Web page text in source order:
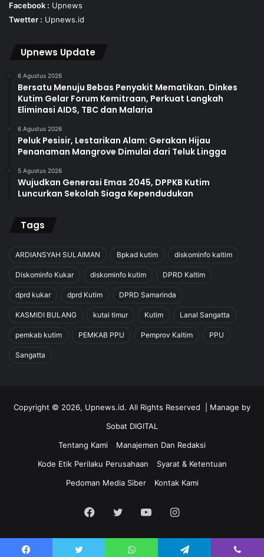
Facebook : Upnews
Twetter : Upnews.id
Upnews Update
6 Agustus 2026
Bersatu Menuju Bebas Penyakit Mematikan. Dinkes
Kutim Gelar Forum Kemitraan, Perkuat Langkah
Eliminasi AIDS, TBC dan Malaria
6 Agustus 2026
Peluk Pesisir, Lestarikan Alam: Gerakan Hijau
Penanaman Mangrove Dimulai dari Teluk Lingga
5 Agustus 2026
Wujudkan Generasi Emas 2045, DPPKB Kutim
Luncurkan Sekolah Siaga Kependudukan
Tags
ARDIANSYAH SULAIMAN Bpkad kutim diskominfo kaltim
Diskominfo Kukar diskominfo kutim DPRD Kaltim
dprd kukar dprd Kutim DPRD Samarinda
KASMIDI BULANG kutai timur Kutim Lanal Sangatta
pemkab kutim PEMKAB PPU Pemprov Kaltim PPU
Sangatta
Copyright © 2026, Upnews.id. All Rights Reserved | Manage by
Sobat DIGITAL
Tentang Kami
Manajemen Dan Redaksi
Kode Etik Perilaku Perusahaan
Syarat & Ketentuan
Pedoman Media Siber
Kontak Kami
Facebook
Twitter YouTubeInstagram